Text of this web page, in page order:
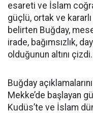
esareti ve İslam
güçlü, ortak ve
belirten Buğday,
irade, bağımsızlık,
olduğunun altını çizdi.
Buğday
Mekke’de başlayan
Kudüs’te ve İslam